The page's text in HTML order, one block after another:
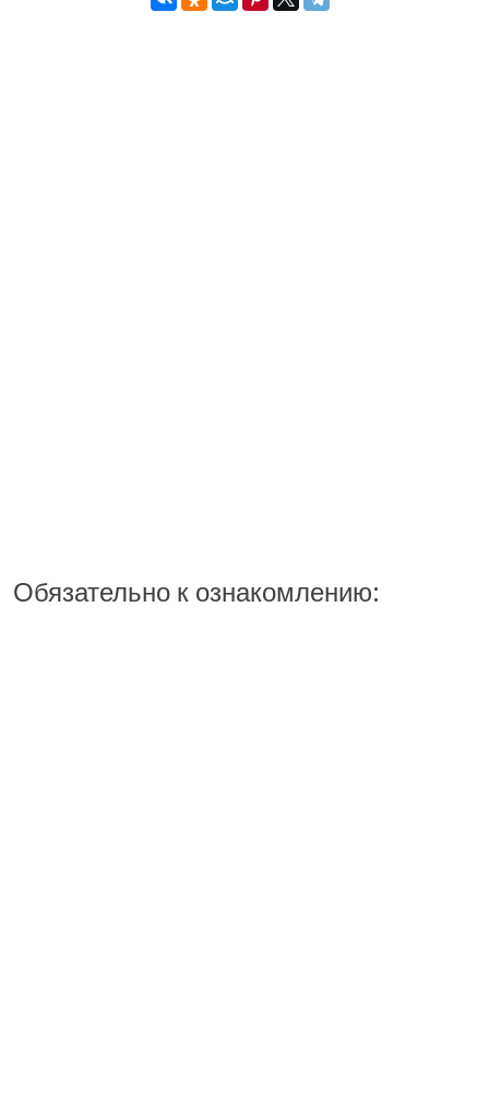
Обязательно к ознакомлению: